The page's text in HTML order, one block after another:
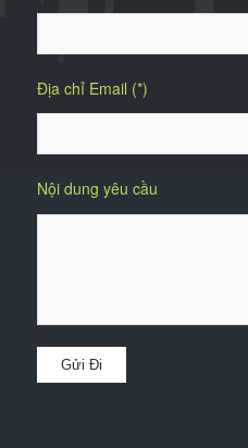
Địa chỉ Email (*)
Nội dung yêu cầu